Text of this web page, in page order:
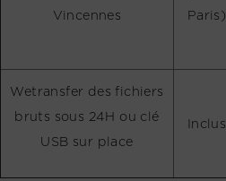
Vincennes
Paris)
Wetransfer des fichiers
bruts sous 24H ou clé
USB sur place
Inclus